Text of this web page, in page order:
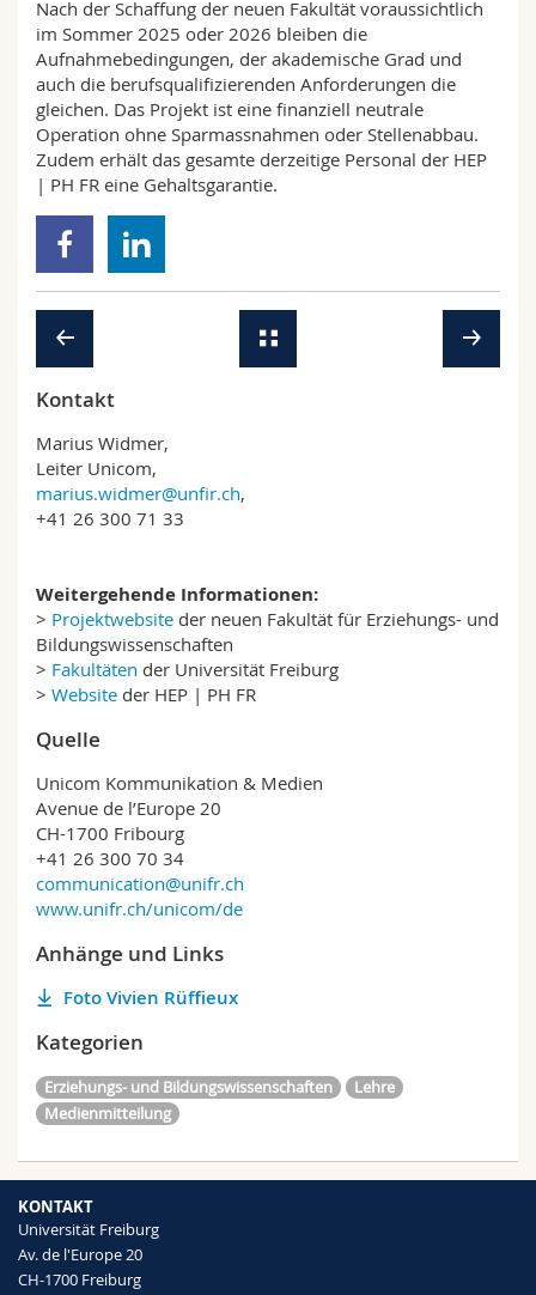
Nach der Schaffung der neuen Fakultät voraussichtlich
im Sommer 2025 oder 2026 bleiben die
Aufnahmebedingungen, der akademische Grad und
auch die berufsqualifizierenden Anforderungen die
gleichen. Das Projekt ist eine finanziell neutrale
Operation ohne Sparmassnahmen oder Stellenabbau.
Zudem erhält das gesamte derzeitige Personal der HEP
| PH FR eine Gehaltsgarantie.
Kontakt
Marius Widmer,
Leiter Unicom,
marius.widmer@unfir.ch,
+41 26 300 71 33
Weitergehende Informationen:
> Projektwebsite der neuen Fakultät für Erziehungs- und
Bildungswissenschaften
> Fakultäten der Universität Freiburg
> Website der HEP | PH FR
Quelle
Unicom Kommunikation & Medien
Avenue de l’Europe 20
CH-1700 Fribourg
+41 26 300 70 34
communication@unifr.ch
www.unifr.ch/unicom/de
Anhänge und Links
Foto Vivien Rüffieux
Kategorien
Erziehungs- und Bildungswissenschaften
Lehre
Medienmitteilung
KONTAKT
Universität Freiburg
Av. de l'Europe 20
CH-1700 Freiburg